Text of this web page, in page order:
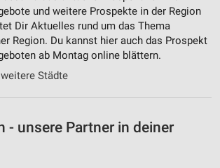
und weitere Prospekte in der Region
Dir Aktuelles rund um das Thema
Region. Du kannst hier auch das Prospekt
ab Montag online blättern.
Städte
- unsere Partner in deiner